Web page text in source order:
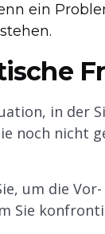
ein
in der
noch nicht
um die
Sie